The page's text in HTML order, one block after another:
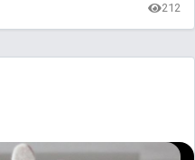
212